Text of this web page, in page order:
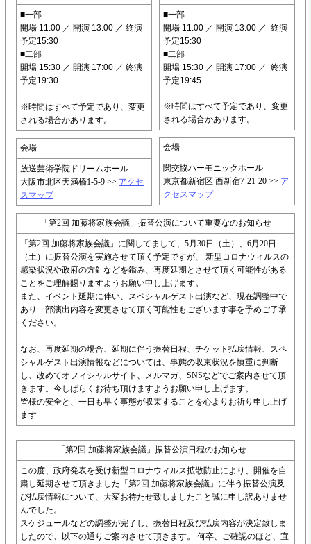
■一部
開場 11:00 ／ 開演 13:00 ／ 終演
予定15:30
■二部
開場 15:30 ／ 開演 17:00 ／ 終演
予定19:30
※時間はすべて予定であり、変更
される場合かあります。
会場
放送芸術学院ドリームホール
大阪市北区天満橋1-5-9 >> アクセ
スマップ
■一部
開場 11:00 ／ 開演 13:00 ／ 終演
予定15:30
■二部
開場 15:30 ／ 開演 17:00 ／ 終演
予定19:45
※時間はすべて予定であり、変更
される場合かあります。
会場
関交協ハーモニックホール
東京都新宿区 西新宿7-21-20 >> ア
クセスマップ
「第2回 加藤将家族会議」振替公演について重要なのお知らせ
「第2回 加藤将家族会議」に関してまして、5月30日（土）、6月20日
（土）に振替公演を実施させて頂く予定ですが、 新型コロナウィルスの
感染状況や政府の方針などを鑑み、再度延期とさせて頂く可能性がある
ことをご理解賜りますようお願い申し上げます。
また、イベント延期に伴い、スペシャルゲスト出演など、現在調整中で
あり一部演出内容を変更させて頂く可能性もございます事を予めご了承
ください。
なお、再度延期の場合、延期に伴う振替日程、チケット払戻情報、スペ
シャルゲスト出演情報などについては、事態の収束状況を慎重に判断
し、改めてオフィシャルサイト、メルマガ、SNSなどでご案内させて頂
きます。今しばらくお待ち頂けますようお願い申し上げます。
皆様の安全と、一日も早く事態が収束することを心よりお祈り申し上げ
ます
「第2回 加藤将家族会議」振替公演日程のお知らせ
この度、政府発表を受け新型コロナウィルス拡散防止により、開催を自
粛し延期させて頂きました「第2回 加藤将家族会議」に伴う振替公演及
び払戻情報について、大変お待たせ致しましたこと誠に申し訳ありませ
んでした。
スケジュールなどの調整が完了し、振替日程及び払戻内容が決定致しま
したので、以下の通りご案内させて頂きます。 何卒、ご確認のほど、宜